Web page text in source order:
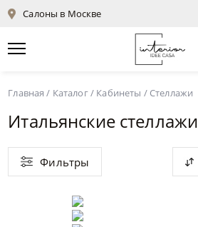
Салоны в Москве
Главная / Каталог/ Кабинеты / Стеллажи
Итальянские стеллажи
Фильтры